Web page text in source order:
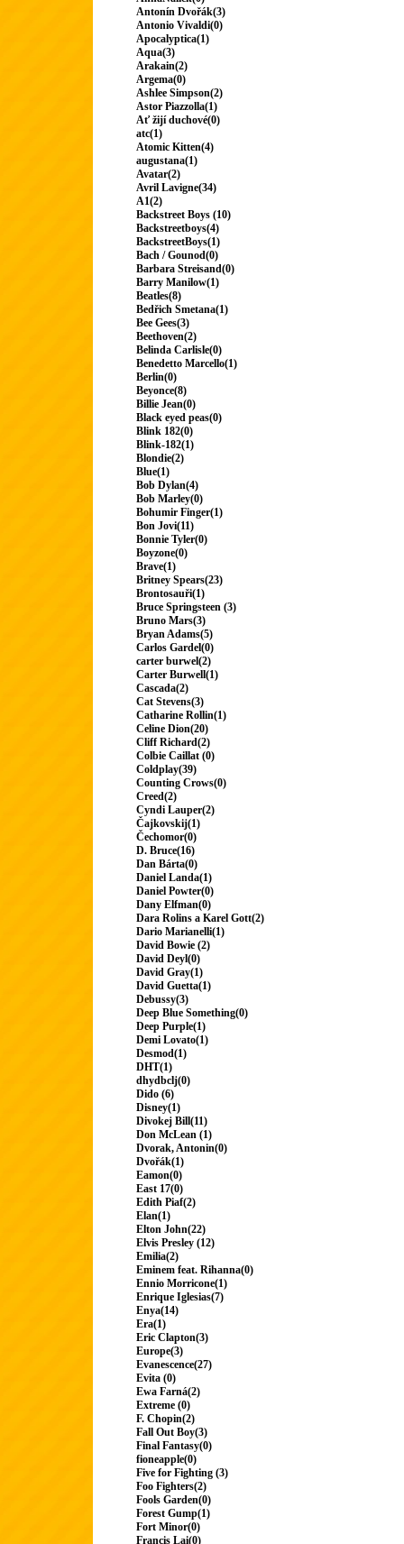
Antonín Dvořák(3)
Antonio Vivaldi(0)
Apocalyptica(1)
Aqua(3)
Arakain(2)
Argema(0)
Ashlee Simpson(2)
Astor Piazzolla(1)
Ať žijí duchové(0)
atc(1)
Atomic Kitten(4)
augustana(1)
Avatar(2)
Avril Lavigne(34)
A1(2)
Backstreet Boys (10)
Backstreetboys(4)
BackstreetBoys(1)
Bach / Gounod(0)
Barbara Streisand(0)
Barry Manilow(1)
Beatles(8)
Bedřich Smetana(1)
Bee Gees(3)
Beethoven(2)
Belinda Carlisle(0)
Benedetto Marcello(1)
Berlin(0)
Beyonce(8)
Billie Jean(0)
Black eyed peas(0)
Blink 182(0)
Blink-182(1)
Blondie(2)
Blue(1)
Bob Dylan(4)
Bob Marley(0)
Bohumir Finger(1)
Bon Jovi(11)
Bonnie Tyler(0)
Boyzone(0)
Brave(1)
Britney Spears(23)
Brontosauři(1)
Bruce Springsteen (3)
Bruno Mars(3)
Bryan Adams(5)
Carlos Gardel(0)
carter burwel(2)
Carter Burwell(1)
Cascada(2)
Cat Stevens(3)
Catharine Rollin(1)
Celine Dion(20)
Cliff Richard(2)
Colbie Caillat (0)
Coldplay(39)
Counting Crows(0)
Creed(2)
Cyndi Lauper(2)
Čajkovskij(1)
Čechomor(0)
D. Bruce(16)
Dan Bárta(0)
Daniel Landa(1)
Daniel Powter(0)
Dany Elfman(0)
Dara Rolins a Karel Gott(2)
Dario Marianelli(1)
David Bowie (2)
David Deyl(0)
David Gray(1)
David Guetta(1)
Debussy(3)
Deep Blue Something(0)
Deep Purple(1)
Demi Lovato(1)
Desmod(1)
DHT(1)
dhydbclj(0)
Dido (6)
Disney(1)
Divokej Bill(11)
Don McLean (1)
Dvorak, Antonin(0)
Dvořák(1)
Eamon(0)
East 17(0)
Edith Piaf(2)
Elan(1)
Elton John(22)
Elvis Presley (12)
Emilia(2)
Eminem feat. Rihanna(0)
Ennio Morricone(1)
Enrique Iglesias(7)
Enya(14)
Era(1)
Eric Clapton(3)
Europe(3)
Evanescence(27)
Evita (0)
Ewa Farná(2)
Extreme (0)
F. Chopin(2)
Fall Out Boy(3)
Final Fantasy(0)
fioneapple(0)
Five for Fighting (3)
Foo Fighters(2)
Fools Garden(0)
Forest Gump(1)
Fort Minor(0)
Francis Lai(0)